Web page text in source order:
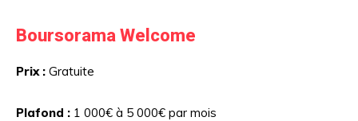
Boursorama Welcome
Prix : Gratuite
Plafond : 1 000€ à 5 000€ par mois